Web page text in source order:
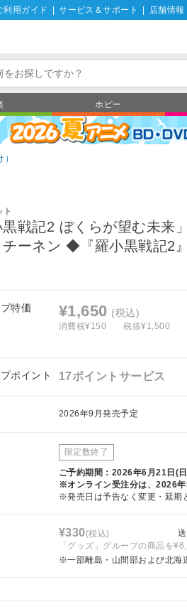
利用ガイド サービス＆サポート 店舗情報
ホビー
ト
黒戦記2 ぼくらが望む未
ーネン ◆『羅小黒戦記2
特価 ¥1,650 (税込)
消費税¥150 税抜¥1,500
ポイント 17ポイントサービス
2026年9月発売予定
限定数終了
ご予約期間：2026年6月21日(
※オンライン受注分は、2026年
※発売日は予告なく変更・延期
¥330(税込)
「グッズ」グループの商品を
※一部離島・山間部および北海